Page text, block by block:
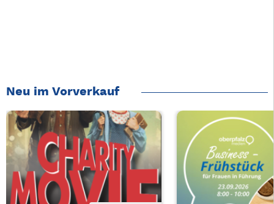
Neu im Vorverkauf